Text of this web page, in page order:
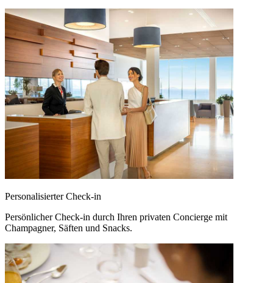
Personalisierter Check-in
Persönlicher Check-in durch Ihren privaten Concierge mit
Champagner, Säften und Snacks.